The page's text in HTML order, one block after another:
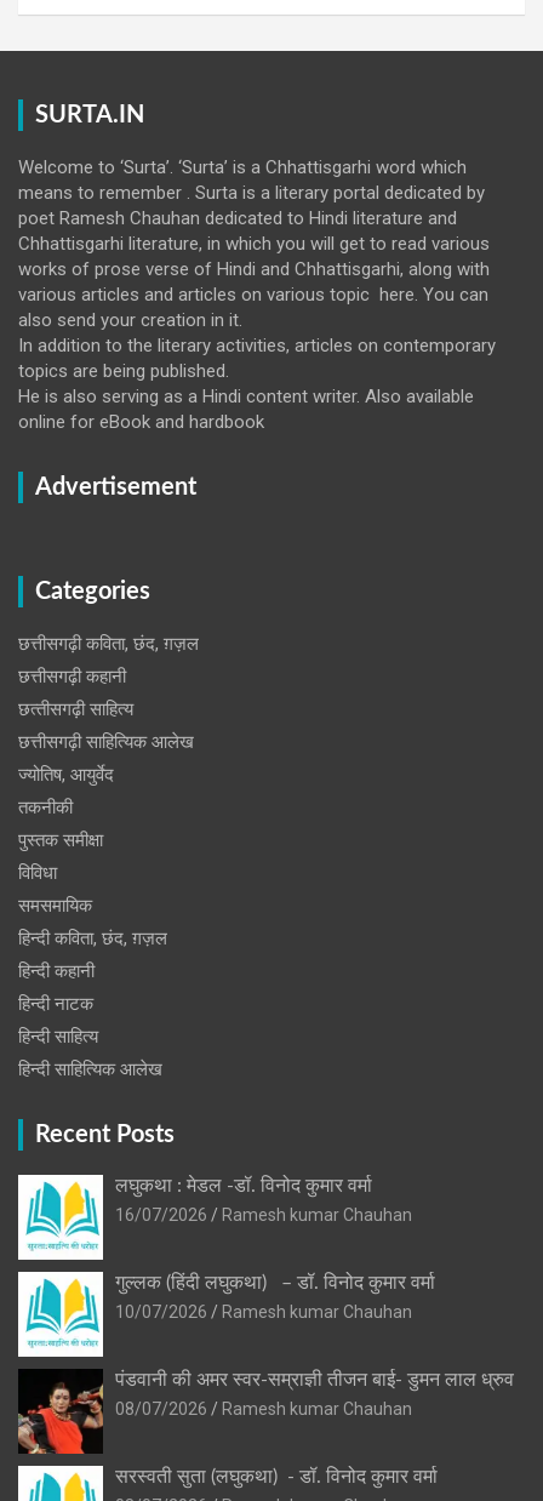
SURTA.IN
Welcome to ‘Surta’. ‘Surta’ is a Chhattisgarhi word which
means to remember . Surta is a literary portal dedicated by
poet Ramesh Chauhan dedicated to Hindi literature and
Chhattisgarhi literature, in which you will get to read various
works of prose verse of Hindi and Chhattisgarhi, along with
various articles and articles on various topic here. You can
also send your creation in it.
In addition to the literary activities, articles on contemporary
topics are being published.
He is also serving as a Hindi content writer. Also available
online for eBook and hardbook
Advertisement
Categories
छत्तीसगढ़ी कविता, छंद, ग़ज़ल
छत्तीसगढ़ी कहानी
छत्‍तीसगढ़ी साहित्‍य
छत्तीसगढ़ी साहित्यिक आलेख
ज्योतिष, आयुर्वेद
तकनीकी
पुस्‍तक समीक्षा
विविधा
समसमायिक
हिन्दी कविता, छंद, ग़ज़ल
हिन्दी कहानी
हिन्‍दी नाटक
हिन्दी साहित्य
हिन्दी साहित्यिक आलेख
Recent Posts
लघुकथा : मेडल -डॉ. विनोद कुमार वर्मा
16/07/2026
Ramesh kumar Chauhan
गुल्लक (हिंदी लघुकथा) – डॉ. विनोद कुमार वर्मा
10/07/2026
Ramesh kumar Chauhan
पंडवानी की अमर स्वर-सम्राज्ञी तीजन बाई- डुमन लाल ध्रुव
08/07/2026
Ramesh kumar Chauhan
सरस्वती सुता (लघुकथा) ​- डॉ. विनोद कुमार वर्मा